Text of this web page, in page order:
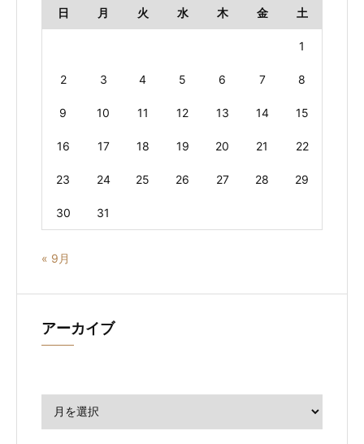
日 月 火 水 木 金 土
1
2 3 4 5 6 7 8
9 10 11 12 13 14 15
16 17 18 19 20 21 22
23 24 25 26 27 28 29
30 31
« 9月
アーカイブ